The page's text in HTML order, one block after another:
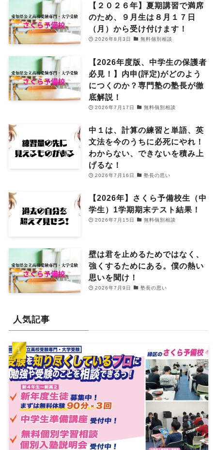
【２０２６年】夏期講習で満席
のため、９月生は８月１７日
（月）から受け付けます！
2026年8月3日 無料個別相談
【2026年度版、中学生の保護者
必見！】内申(評定)がどのよう
につくのか？専門塾の塾長が徹
底解説！
2026年7月17日 無料個別相談
中１は、計算の練習と単語、英
文法を今のうちに必死にやれ！
わからない、できないを積み上
げるな！
2026年7月16日 塾長の思い
【2026年】さくら予備校生（中
学生）1学期期末テスト結果！
2026年7月15日 無料個別相談
壁は君を止めるためではなく、
強くするためにある。僕の熱い
思いを聞け！
2026年7月9日 塾長の思い
人気記事